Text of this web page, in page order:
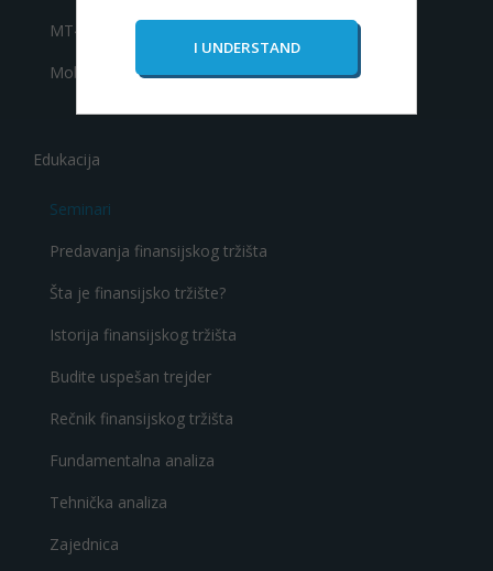
MT4 Web
Mobile Pro Trader
Edukacija
Seminari
Predavanja finansijskog tržišta
Šta je finansijsko tržište?
Istorija finansijskog tržišta
Budite uspešan trejder
Rečnik finansijskog tržišta
Fundamentalna analiza
Tehnička analiza
Zajednica